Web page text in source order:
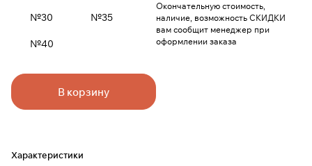
№30 №35
№40
В корзину
Характеристики
Окончательную стоимость,
наличие, возможность СКИДКИ
вам сообщит менеджер при
оформлении заказа